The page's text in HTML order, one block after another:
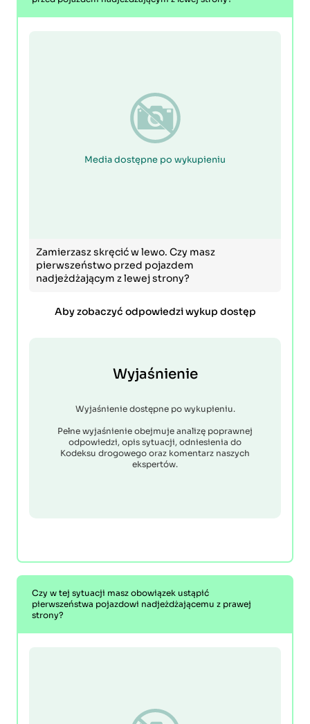
Media dostępne po wykupieniu
Zamierzasz skręcić w lewo. Czy masz
pierwszeństwo przed pojazdem
nadjeżdżającym z lewej strony?
Aby zobaczyć odpowiedzi wykup dostęp
Wyjaśnienie
Wyjaśnienie dostępne po wykupieniu.
Pełne wyjaśnienie obejmuje analizę poprawnej
odpowiedzi, opis sytuacji, odniesienia do
Kodeksu drogowego oraz komentarz naszych
ekspertów.
Czy w tej sytuacji masz obowiązek ustąpić
pierwszeństwa pojazdowi nadjeżdżającemu z prawej
strony?